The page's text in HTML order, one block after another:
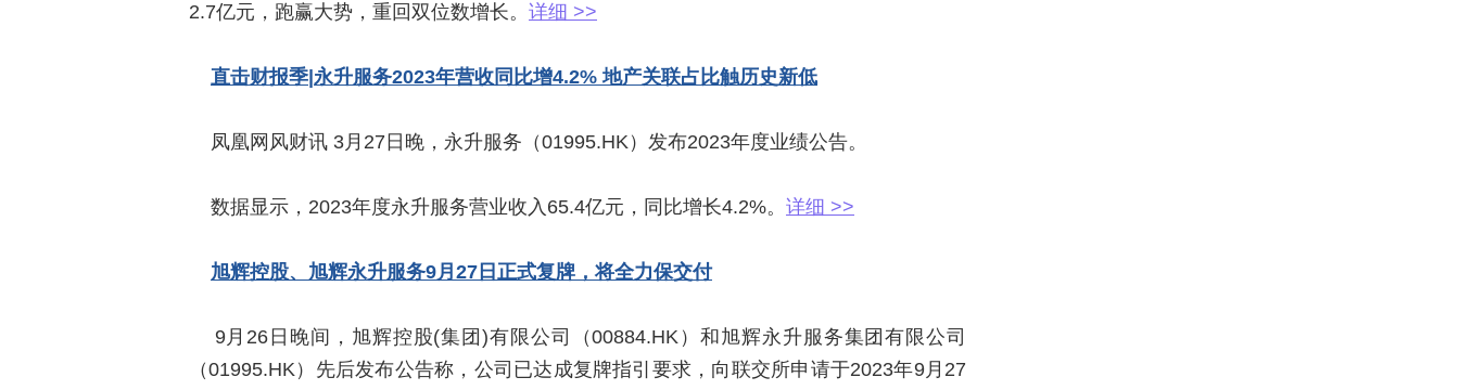
2.7亿元，跑赢大势，重回双位数增长。 详细 >>
直击财报季|永升服务2023年营收同比增4.2% 地产关联占比触历史新低
凤凰网风财讯 3月27日晚，永升服务（01995.HK）发布2023年度业绩公告。
数据显示，2023年度永升服务营业收入65.4亿元，同比增长4.2%。 详细 >>
旭辉控股、旭辉永升服务9月27日正式复牌，将全力保交付
9月26日晚间，旭辉控股(集团)有限公司（00884.HK）和旭辉永升服务集团有限公司
（01995.HK）先后发布公告称，公司已达成复牌指引要求，向联交所申请于2023年9月27